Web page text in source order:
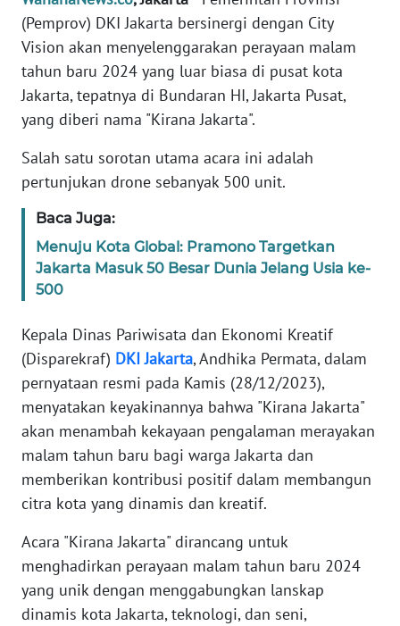
(Pemprov) DKI Jakarta bersinergi dengan City
Vision akan menyelenggarakan perayaan malam
tahun baru 2024 yang luar biasa di pusat kota
Jakarta, tepatnya di Bundaran HI, Jakarta Pusat,
yang diberi nama "Kirana Jakarta".
Salah satu sorotan utama acara ini adalah
pertunjukan drone sebanyak 500 unit.
Baca Juga:
Menuju Kota Global: Pramono Targetkan
Jakarta Masuk 50 Besar Dunia Jelang Usia ke-
500
Kepala Dinas Pariwisata dan Ekonomi Kreatif
(Disparekraf) DKI Jakarta, Andhika Permata, dalam
pernyataan resmi pada Kamis (28/12/2023),
menyatakan keyakinannya bahwa "Kirana Jakarta"
akan menambah kekayaan pengalaman merayakan
malam tahun baru bagi warga Jakarta dan
memberikan kontribusi positif dalam membangun
citra kota yang dinamis dan kreatif.
Acara "Kirana Jakarta" dirancang untuk
menghadirkan perayaan malam tahun baru 2024
yang unik dengan menggabungkan lanskap
dinamis kota Jakarta, teknologi, dan seni,
Informasi
INDEKS
BERITA
KONTAK
KAMI
INFO
TENTANG
KAMI
MEDIA
SIBER
REDAKSI
KARIR
DISCLAIMER
Wahana
News
Regional
WN